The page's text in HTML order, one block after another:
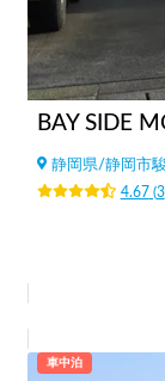
BAY SIDE
静岡県/静岡市
4.67(3
車中泊